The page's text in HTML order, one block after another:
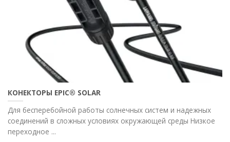
КОНЕКТОРЫ EPIC® SOLAR
Для бесперебойной работы солнечных систем и надежных
соединений в сложных условиях окружающей среды Низкое
переходное ...